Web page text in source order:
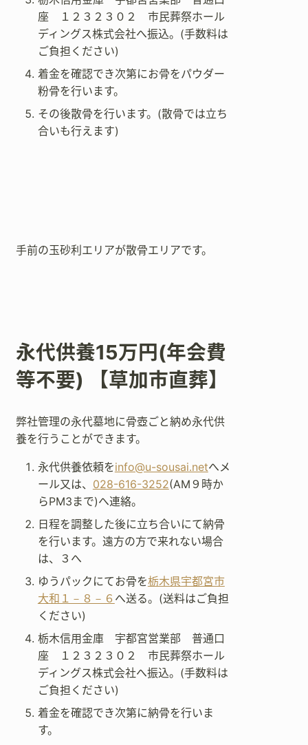
座 １２３２３０２ 市民葬祭ホール
ディングス株式会社へ振込。(手数料は
ご負担ください)
着金を確認でき次第にお骨をパウダー
粉骨を行います。
その後散骨を行います。(散骨では立ち
合いも行えます)
手前の玉砂利エリアが散骨エリアです。
永代供養15万円(年会費
等不要) 【草加市直葬】
弊社管理の永代墓地に骨壺ごと納め永代供
養を行うことができます。
永代供養依頼をinfo@u-sousai.netへメ
ール又は、 028-616-3252(AM９時か
らPM3まで)へ連絡。
日程を調整した後に立ち合いにて納骨
を行います。遠方の方で来れない場合
は、３へ
ゆうパックにてお骨を栃木県宇都宮市
大和１－８－６ へ送る。(送料はご負担
ください)
栃木信用金庫 宇都宮営業部 普通口
座 １２３２３０２ 市民葬祭ホール
ディングス株式会社へ振込。(手数料は
ご負担ください)
着金を確認でき次第に納骨を行いま
す。